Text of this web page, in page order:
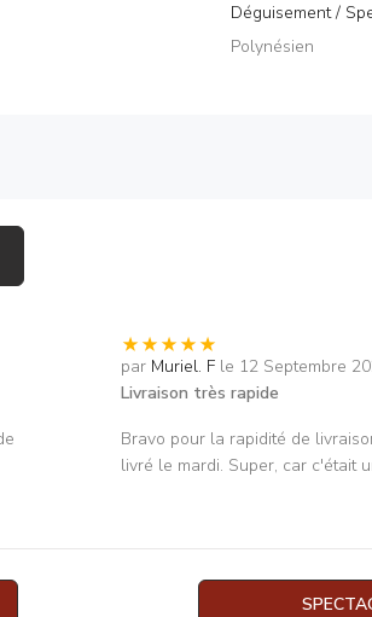
Déguisement /
Polynésien
par Muriel. F le 12 Septembre
Livraison très rapide
Bravo pour la rapidité de
livré le mardi. Super, car c'était